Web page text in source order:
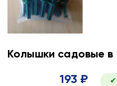
Колышки садовые в
193 ₽ ✔